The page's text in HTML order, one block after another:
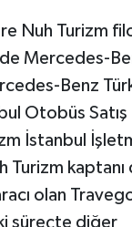
Nuh Turizm
Mercedes-
Benz
Otobüs Satış
İstanbul
Turizm kaptanı
olan
süreçte diğer